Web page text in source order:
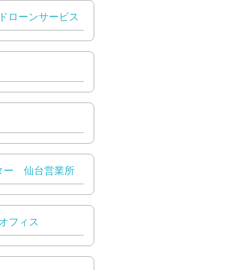
ローンサービス
ー 仙台営業所
フィス